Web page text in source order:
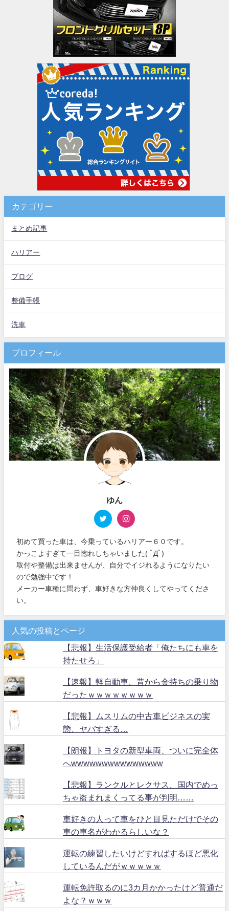
カテゴリー
まとめ記事
ハリアー
ブログ
整備手帳
洗車
プロフィール
ゆん
初めて買った車は、今乗っているハリアー６０です。
かっこよすぎて一目惚れしちゃいました( ﾟДﾟ)
取付や整備は出来ませんが、自分でイジれるようになりたい
ので勉強中です！
メーカー車種に問わず、車好きな方仲良くしてやってくださ
い。
人気の投稿とページ
【悲報】生活保護受給者「俺たちにも車を
持たせろ」
【速報】軽自動車、昔から金持ちの乗り物
だったｗｗｗｗｗｗｗｗ
【悲報】ムスリムの中古車ビジネスの実
態、ヤバすぎる…
【朗報】トヨタの新型車両、ついに完全体
へwwwwwwwwwwwwwww
【悲報】ランクルとレクサス、国内でめっ
ちゃ盗まれまくってる事が判明……
車好きの人って車をひと目見ただけでその
車の車名がわかるらしいな？
運転の練習したいけどすればするほど悪化
しているんだがｗｗｗｗｗ
運転免許取るのに3カ月かかったけど普通だ
よな？ｗｗｗ